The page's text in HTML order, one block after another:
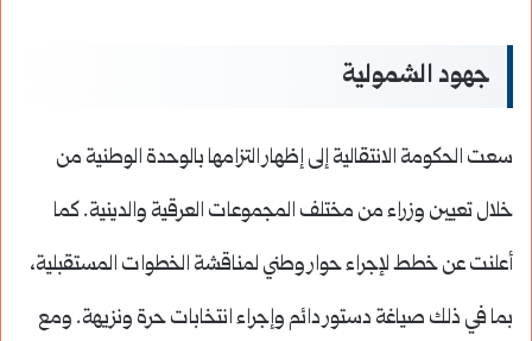
جهود الشمولية
سعت الحكومة الانتقالية إلى إظهار التزامها بالوحدة الوطنية من
خلال تعيين وزراء من مختلف المجموعات العرقية والدينية. كما
أعلنت عن خطط لإجراء حوار وطني لمناقشة الخطوات المستقبلية،
بما في ذلك صياغة دستور دائم وإجراء انتخابات حرة ونزيهة. ومع